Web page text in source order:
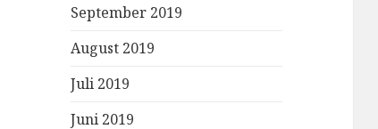
September 2019
August 2019
Juli 2019
Juni 2019